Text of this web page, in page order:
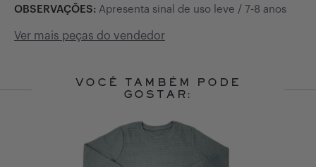
OBSERVAÇÕES: Apresenta sinal de uso leve / 7-8 anos
Ver mais peças do vendedor
VOCÊ TAMBÉM PODE
GOSTAR: